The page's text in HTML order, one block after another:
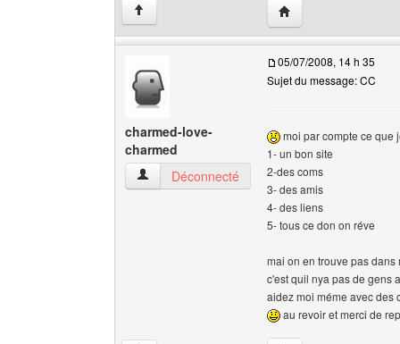
↑ Visiter le site web
charmed-love-
charmed
charmed-love-charmed Voir le profil de
Déconnecté
05/07/2008, 14 h 35
Sujet du message: CC
moi par compte ce que
1- un bon site
2-des coms
3- des amis
4- des liens
5- tous ce don on réve
mai on en trouve pas dans
c'est quil nya pas de gens
aidez moi méme avec des
au revoir et merci de